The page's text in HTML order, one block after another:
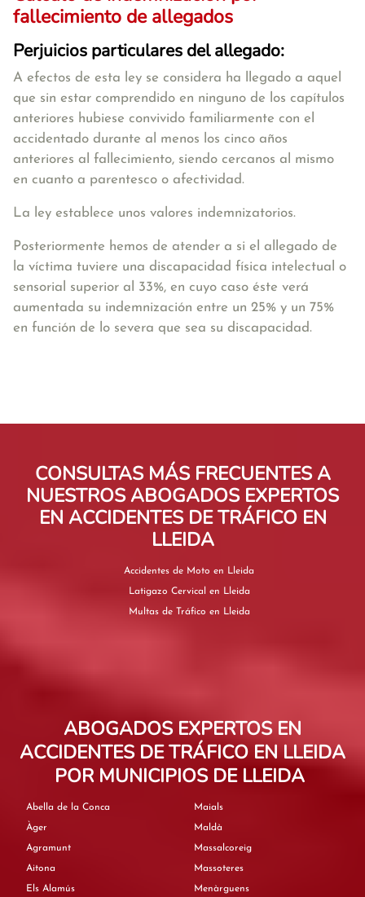
fallecimiento de allegados
Perjuicios particulares del allegado:
A efectos de esta ley se considera ha llegado a aquel
que sin estar comprendido en ninguno de los capítulos
anteriores hubiese convivido familiarmente con el
accidentado durante al menos los cinco años
anteriores al fallecimiento, siendo cercanos al mismo
en cuanto a parentesco o afectividad.
La ley establece unos valores indemnizatorios.
Posteriormente hemos de atender a si el allegado de
la víctima tuviere una discapacidad física intelectual o
sensorial superior al 33%, en cuyo caso éste verá
aumentada su indemnización entre un 25% y un 75%
en función de lo severa que sea su discapacidad.
CONSULTAS MÁS FRECUENTES A
NUESTROS ABOGADOS EXPERTOS
EN ACCIDENTES DE TRÁFICO EN
LLEIDA
Accidentes de Moto en Lleida
Latigazo Cervical en Lleida
Multas de Tráfico en Lleida
ABOGADOS EXPERTOS EN
ACCIDENTES DE TRÁFICO EN LLEIDA
POR MUNICIPIOS DE LLEIDA
Abella de la Conca
Àger
Agramunt
Aitona
Els Alamús
Maials
Maldà
Massalcoreig
Massoteres
Menàrguens